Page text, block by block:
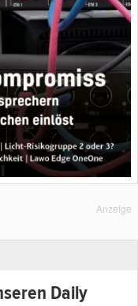
Anzeige
Daily